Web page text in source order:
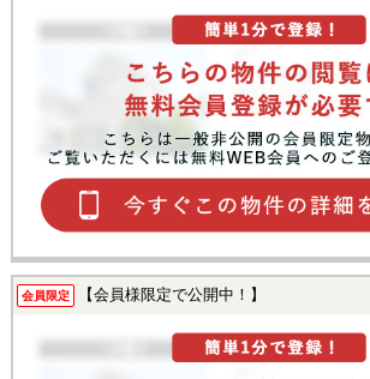
会員限定 【会員様限定で公開中！】